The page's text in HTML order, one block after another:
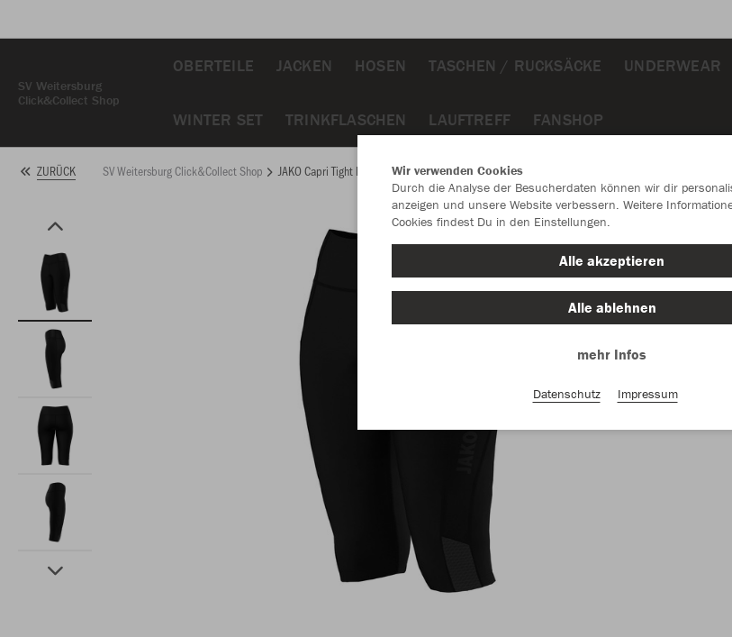
SV Weitersburg
Click&Collect Shop
OBERTEILE JACKEN HOSEN TASCHEN / RUCKSÄCKE UNDERWEAR
WINTER SET TRINKFLASCHEN LAUFTREFF FANSHOP
ZURÜCK SV Weitersburg Click&Collect Shop JAKO Capri Tight Power DamenWir verwenden Cookies
Durch die Analyse der Besucherdaten können wir dir
anzeigen und unsere Website verbessern. Weitere
Cookies findest Du in den Einstellungen.
Alle akzeptieren
Alle ablehnen
mehr Infos
Datenschutz Impressum